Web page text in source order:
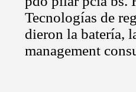
Tecnologías de
dieron la batería,
management